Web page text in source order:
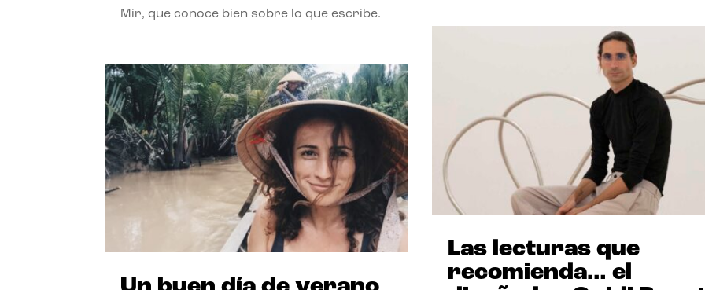
Mir, que conoce bien sobre lo que escribe.
Las lecturas que
recomienda… el